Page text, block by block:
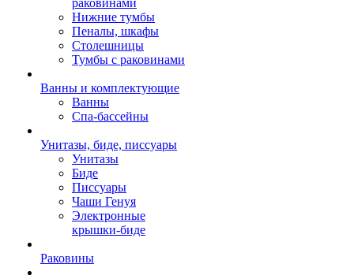
раковинами
Нижние тумбы
Пеналы, шкафы
Столешницы
Тумбы с раковинами
Ванны и комплектующие
Ванны
Спа-бассейны
Унитазы, биде, писсуары
Унитазы
Биде
Писсуары
Чаши Генуя
Электронные
крышки-биде
Раковины